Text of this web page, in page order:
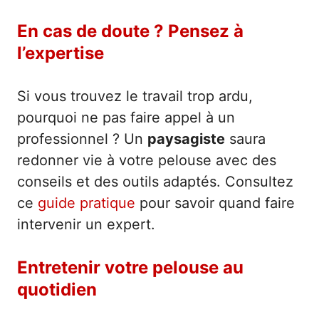
En cas de doute ? Pensez à
l’expertise
Si vous trouvez le travail trop ardu,
pourquoi ne pas faire appel à un
professionnel ? Un paysagiste saura
redonner vie à votre pelouse avec des
conseils et des outils adaptés. Consultez
ce guide pratique pour savoir quand faire
intervenir un expert.
Entretenir votre pelouse au
quotidien